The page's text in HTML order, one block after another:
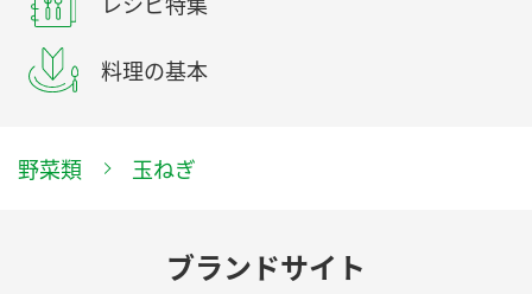
料理の基本
野菜類 玉ねぎ
ブランドサイト